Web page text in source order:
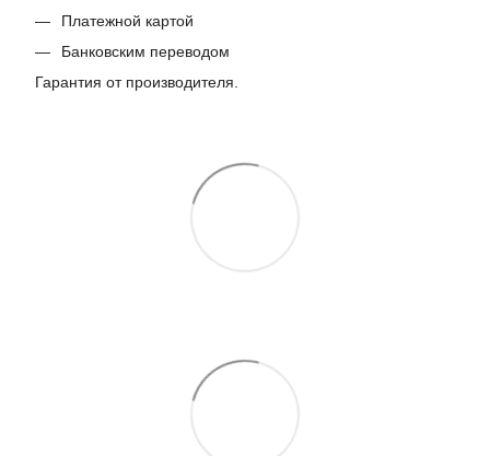
Платежной картой
Банковским переводом
Гарантия от производителя.